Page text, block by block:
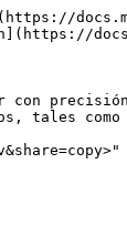
tales